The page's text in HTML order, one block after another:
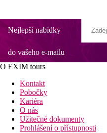
Nejlepší nabídky
do vašeho e-mailu
O EXIM tours
Kontakt
Pobočky
Kariéra
O nás
Užitečné dokumenty
Prohlášení o přístupnosti